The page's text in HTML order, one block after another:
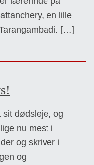
en lille
[…]
sit dødsleje, og
nu mest i
og skriver i
og